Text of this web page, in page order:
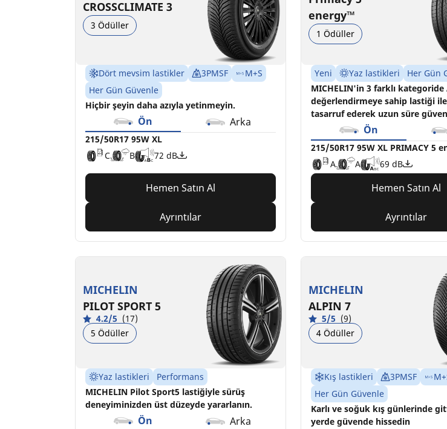
CROSSCLIMATE 3
3 Ödüller
Dört mevsim lastikler 3PMSF
M+S
Her Gün Güvenle
Hiçbir şeyin daha azıyla yetinmeyin.
Ön Arka
215/50R17 95W XL
C
B 72 dB
Hemen Satın Al
Ayrıntılar
energy™
1 Ödüller
Yeni Yaz lastikleri
Her Gün
MICHELIN'in 3 farklı kategoride
değerlendirmeye sahip lastiği
tasarruf ederek uzun süre
Ön
215/50R17 95W XL PRIMACY 5
A
A 69 dB
Hemen Satın Al
Ayrıntılar
MICHELIN
PILOT SPORT 5
4.2/5 (17)
5 Ödüller
Yaz lastikleri
Performans
MICHELIN Pilot Sport5 lastiğiyle sürüş
deneyiminizden üst düzeyde yararlanın.
Ön Arka
MICHELIN
ALPIN 7
5/5 (9)
4 Ödüller
Kış lastikleri 3PMSF
Her Gün Güvenle
Karlı ve soğuk kış günlerinde
yerde güvende hissedin